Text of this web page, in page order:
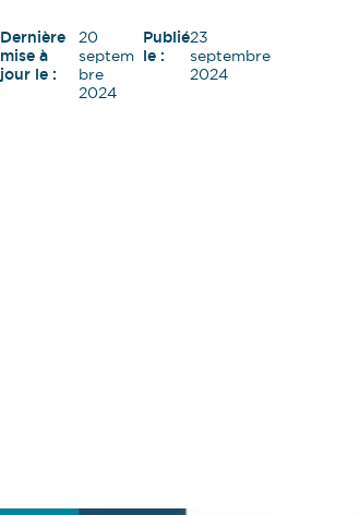
Dernière
mise à
jour le :
20
septem
bre
2024
Publié
le :
23
septembre
2024